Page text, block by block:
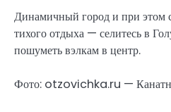
Динамичный город и при этом
тихого отдыха — селитесь в
пошуметь вэлкам в центр.
Фото: otzovichka.ru —